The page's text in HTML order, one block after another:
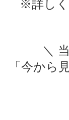
※詳しく
＼
「今から